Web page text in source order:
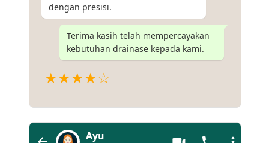
dengan presisi.
Terima kasih telah mempercayakan
kebutuhan drainase kepada kami.
★★★★☆
Ayu